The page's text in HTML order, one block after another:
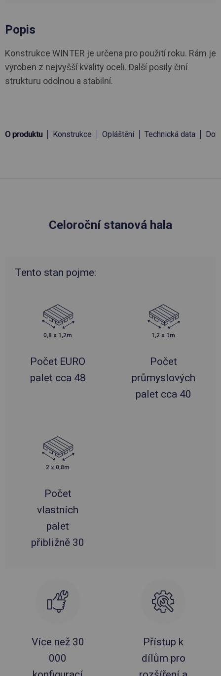
Popis
Konstrukce WINTER je určena pro použití roku. Rám je
vyroben z nejvyšší kvality oceli. Další posily činí
strukturu odolnou a stabilní.
O produktu Konstrukce Opláštění Technická data
Celoroční stanová hala
Tento stan pojme:
Počet EURO
palet cca 48
Počet
průmyslových
palet cca 40
Počet
vlastních
palet
přibližně 30
Více než 30
000
Přístup k
dílům pro